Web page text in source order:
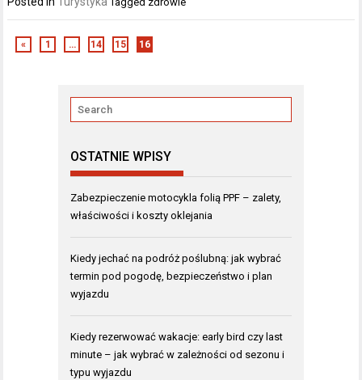
« 1 … 14 15 16
OSTATNIE WPISY
Zabezpieczenie motocykla folią PPF – zalety,
właściwości i koszty oklejania
Kiedy jechać na podróż poślubną: jak wybrać
termin pod pogodę, bezpieczeństwo i plan
wyjazdu
Kiedy rezerwować wakacje: early bird czy last
minute – jak wybrać w zależności od sezonu i
typu wyjazdu